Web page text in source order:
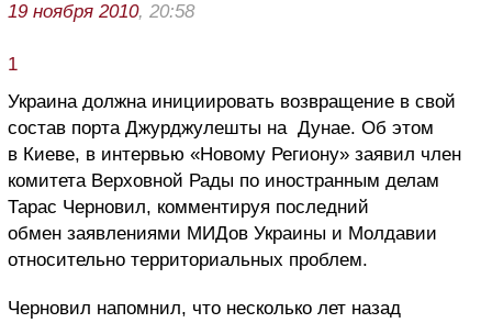
19 ноября 2010, 20:58
1
Украина должна инициировать возвращение в свой
состав порта Джурджулешты на Дунае. Об этом
в Киеве, в интервью «Новому Региону» заявил член
комитета Верховной Рады по иностранным делам
Тарас Черновил, комментируя последний
обмен заявлениями МИДов Украины и Молдавии
относительно территориальных проблем.
Черновил напомнил, что несколько лет назад